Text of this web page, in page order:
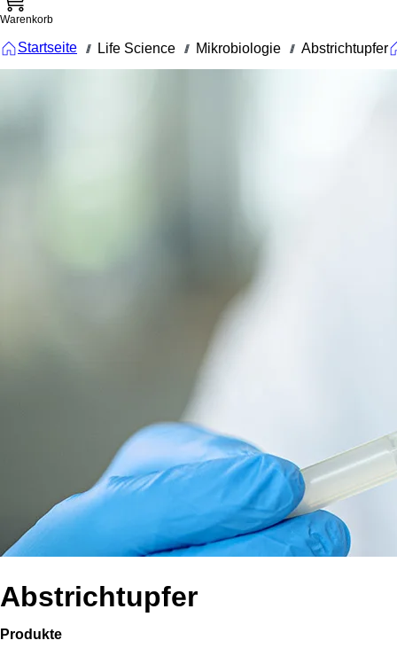
Warenkorb
Startseite /// Life Science /// Mikrobiologie /// Abstrichtupfer
Abstrichtupfer
Produkte